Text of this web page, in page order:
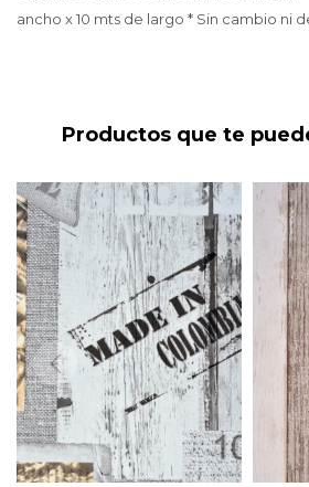
ancho x 10 mts de largo * Sin cambio ni
Productos que te